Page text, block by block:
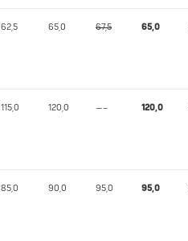
62,5 65,0 67,5 65,0
115,0 120,0 —– 120,0
85,0 90,0 95,0 95,0